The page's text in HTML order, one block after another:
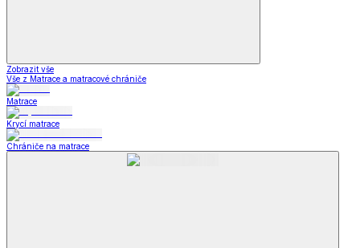
Zobrazit vše
Vše z Matrace a matracové chrániče
Matrace
Krycí matrace
Chrániče na matrace